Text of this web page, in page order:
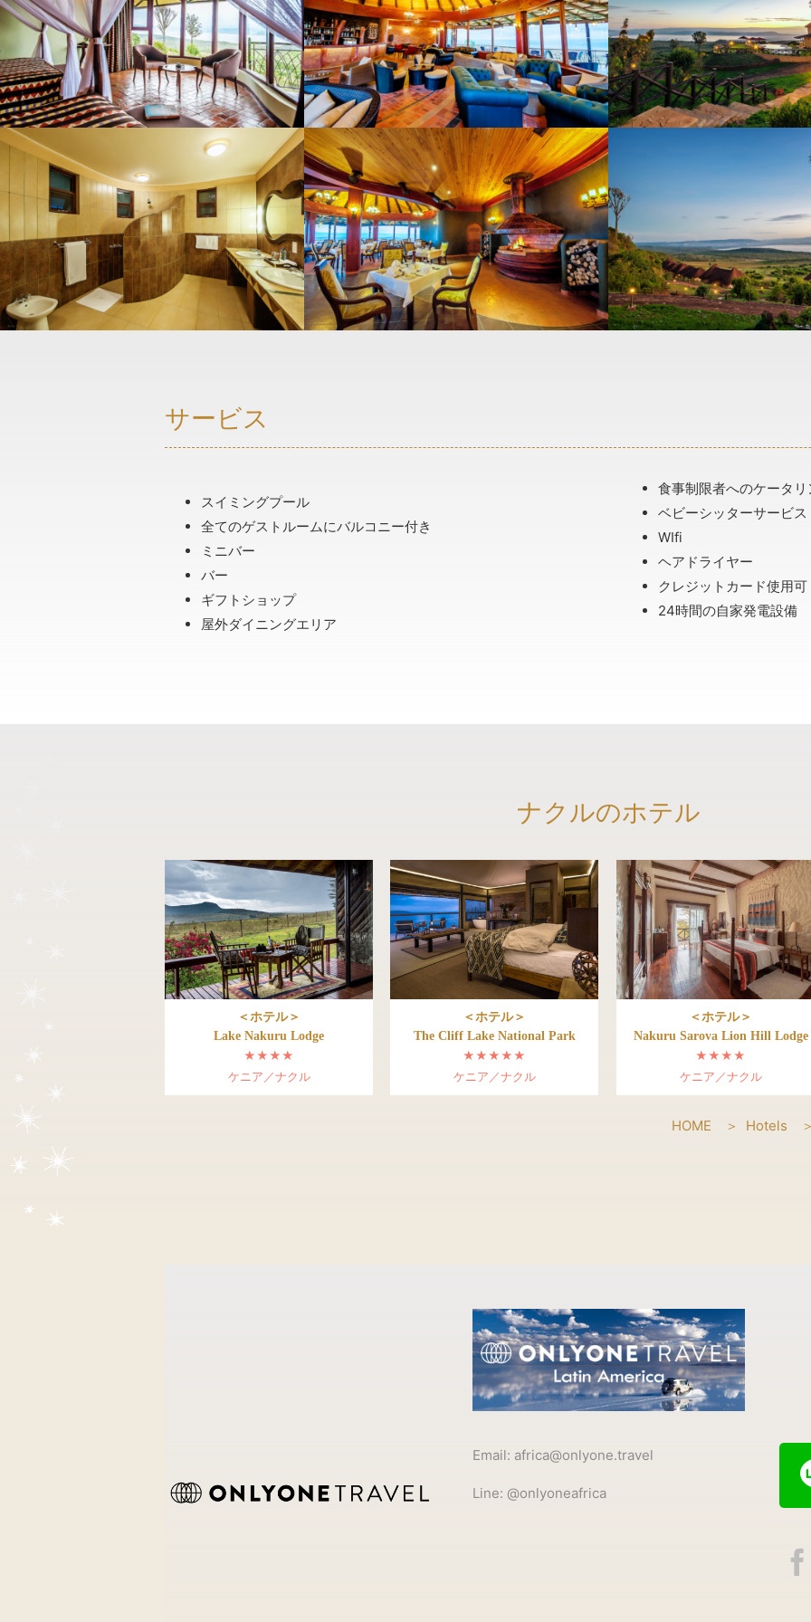
サービス
スイミングプール
全てのゲストルームにバルコニー付き
ミニバー
バー
ギフトショップ
屋外ダイニングエリア
食事制限者へのケータリ
ベビーシッターサービス
WIfi
ヘアドライヤー
クレジットカード使用可
24時間の自家発電設備
ナクルのホテル
＜ホテル＞
Lake Nakuru Lodge
★★★★
ケニア／ナクル
＜ホテル＞
The Cliff Lake National Park
★★★★★
ケニア／ナクル
＜ホテル＞
Nakuru Sarova Lion Hill Lodge
★★★★
ケニア／ナクル
HOME Hotels
Email: africa@onlyone.travel
Line: @onlyoneafrica